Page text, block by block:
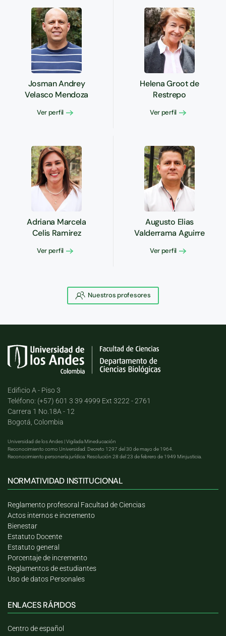
Josman Andrey
Velasco Mendoza
Ver perfil
Helena Groot de
Restrepo
Ver perfil
Adriana Marcela
Celis Ramirez
Ver perfil
Augusto Elias
Valderrama Aguirre
Ver perfil
Nuestros profesores
Edificio A - Piso 3
Teléfono: (+57) 601 3 39 4999 Ext 3222 - 2761
Carrera 1 No.18A - 12
Bogotá, Colombia
Universidad de los Andes | Vigilada Mineducación
Reconocimiento como Universidad: Decreto 1297 del 30 de mayo de 1964.
Reconocimiento personería jurídica: Resolución 28 del 23 de febrero de 1949 Minjusticia.
NORMATIVIDAD INSTITUCIONAL
Reglamento profesoral Facultad de Ciencias
Actos internos e incremento
Bienestar
Estatuto Docente
Estatuto general
Porcentaje de incremento
Reglamentos de estudiantes
Uso de datos Personales
ENLACES RÁPIDOS
Centro de español